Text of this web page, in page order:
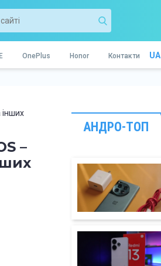
OnePlus Honor Контакти UA
інших
–
АНДРО-ТОП